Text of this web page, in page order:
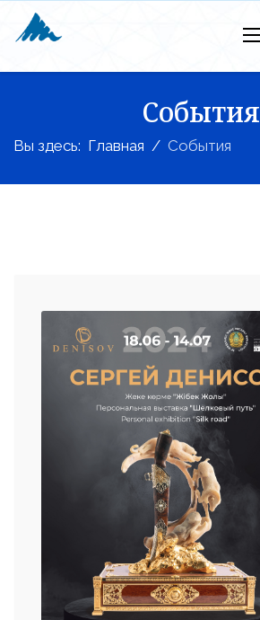
События
Вы здесь: Главная События